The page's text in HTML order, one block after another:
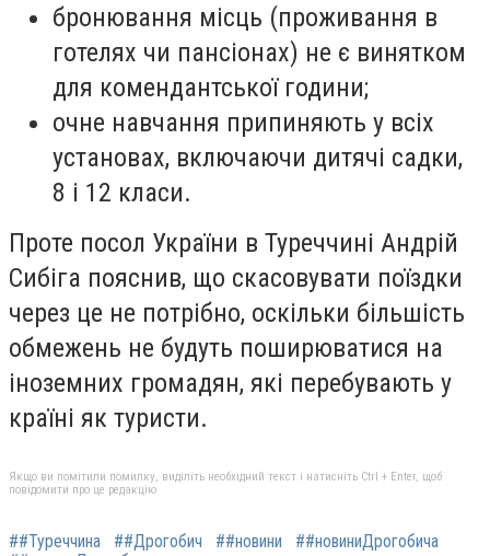
бронювання місць (проживання в
готелях чи пансіонах) не є винятком
для комендантської години;
очне навчання припиняють у всіх
установах, включаючи дитячі садки,
8 і 12 класи.
Проте посол України в Туреччині Андрій
Сибіга пояснив, що скасовувати поїздки
через це не потрібно, оскільки більшість
обмежень не будуть поширюватися на
іноземних громадян, які перебувають у
країні як туристи.
Якщо ви помітили помилку, виділіть необхідний текст і натисніть Ctrl + Enter, щоб
повідомити про це редакцію
##Туреччина ##Дрогобич ##новини
##новиниДрогобича